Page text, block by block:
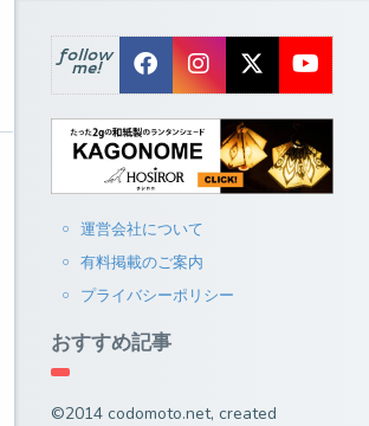
follow
me!
運営会社について
有料掲載のご案内
プライバシーポリシー
おすすめ記事
©2014 codomoto.net, created